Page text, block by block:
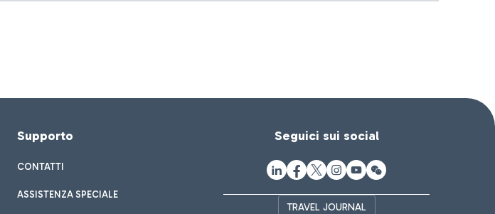
Supporto
CONTATTI
ASSISTENZA SPECIALE
Seguici sui social
TRAVEL JOURNAL